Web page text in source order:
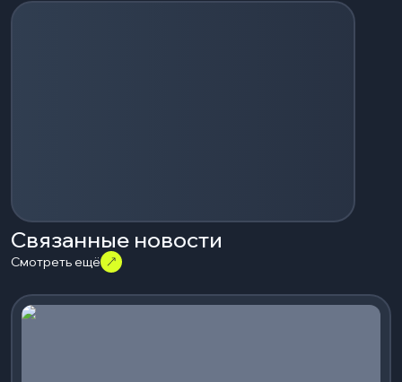
Загрузка событий...
Связанные новости
Смотреть ещё